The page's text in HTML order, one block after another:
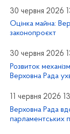
30 червня 2026
Оцінка майна:
законопроєкт
30 червня 2026
Розвиток
Верховна Рада
11 червня 2026
Верховна Рада
парламентських